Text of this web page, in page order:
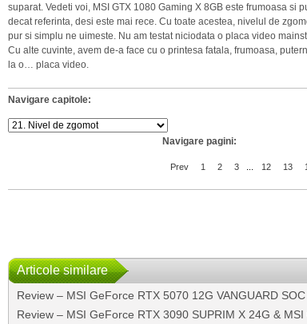
suparat. Vedeti voi, MSI GTX 1080 Gaming X 8GB este frumoasa si
decat referinta, desi este mai rece. Cu toate acestea, nivelul de
pur si simplu ne uimeste. Nu am testat niciodata o placa video
Cu alte cuvinte, avem de-a face cu o printesa fatala, frumoasa,
la o… placa video.
Navigare capitole:
Navigare pagini:
Prev 1 2 3 12 13
Articole similare
Review – MSI GeForce RTX 5070 12G VANGUARD
Review – MSI GeForce RTX 3090 SUPRIM X 24G &